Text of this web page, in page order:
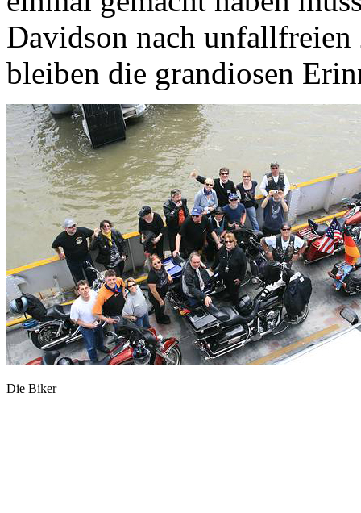
Davidson nach
bleiben die grandiosen
Die Biker